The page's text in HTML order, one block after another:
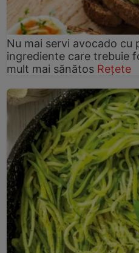
Nu mai servi avocado cu
ingrediente care trebuie
mult mai sănătos Rețete